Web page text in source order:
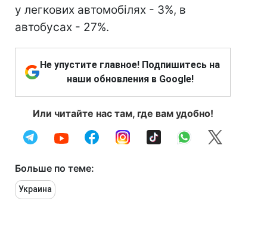
у легкових автомобілях - 3%, в
автобусах - 27%.
Не упустите главное! Подпишитесь на
наши обновления в Google!
Или читайте нас там, где вам удобно!
Больше по теме:
Украина